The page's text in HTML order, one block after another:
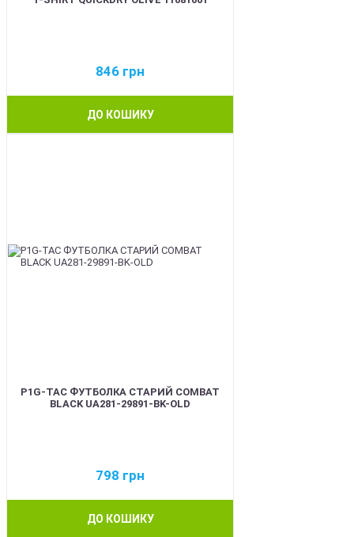
846 грн
ДО КОШИКУ
P1G-TAC ФУТБОЛКА СТАРИЙ COMBAT
BLACK UA281-29891-BK-OLD
798 грн
ДО КОШИКУ